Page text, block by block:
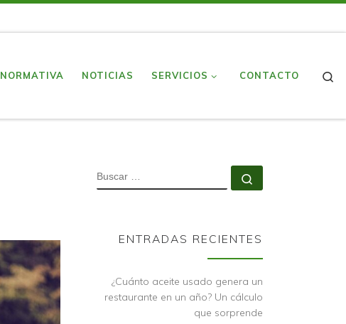
NORMATIVA NOTICIAS SERVICIOS CONTACTO
BUSCAR
ENTRADAS RECIENTES
¿Cuánto aceite usado genera un
restaurante en un año? Un cálculo
que sorprende